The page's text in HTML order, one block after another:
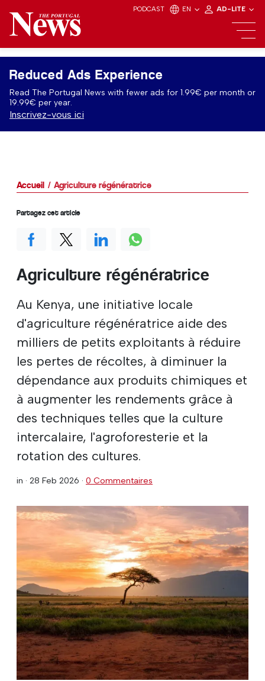
PODCAST EN AD-LITE
Reduced Ads Experience
Read The Portugal News with fewer ads for 1.99€ per month or
19.99€ per year.
Inscrivez-vous ici
Accueil Agriculture régénératrice
Agriculture régénératrice
Au Kenya, une initiative locale
d'agriculture régénératrice aide des
milliers de petits exploitants à réduire
les pertes de récoltes, à diminuer la
dépendance aux produits chimiques et
à augmenter les rendements grâce à
des techniques telles que la culture
intercalaire, l'agroforesterie et la
rotation des cultures.
in · 28 Feb 2026 · 0 Commentaires
Partagez cet article